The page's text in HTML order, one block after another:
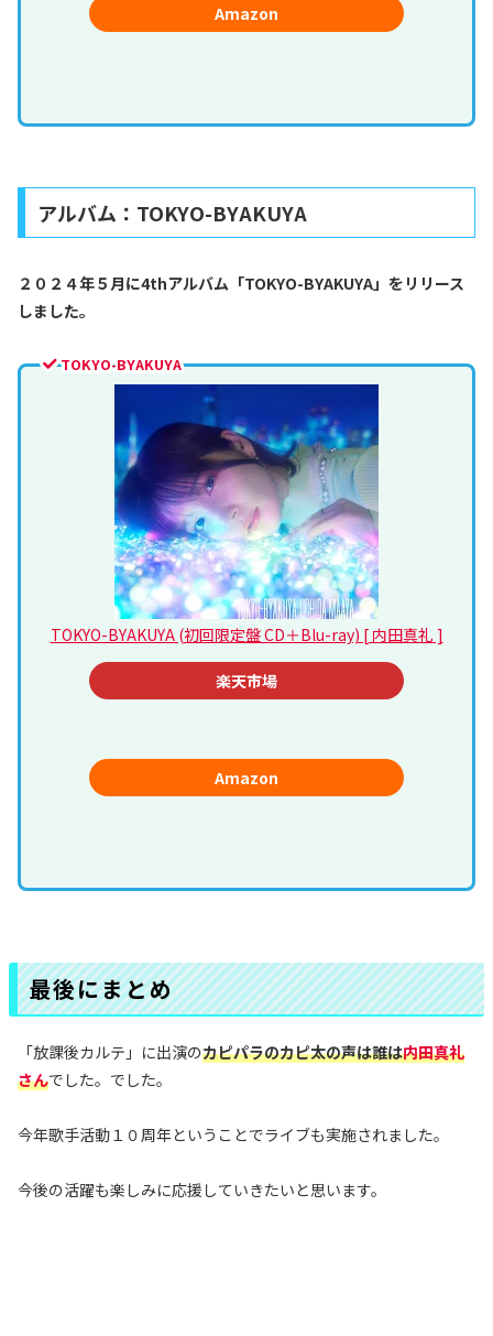
Amazon
アルバム：TOKYO-BYAKUYA
２０２４年５月に4thアルバム「TOKYO-BYAKUYA」をリリース
しました。
TOKYO-BYAKUYA
TOKYO-BYAKUYA (初回限定盤 CD＋Blu-ray) [ 内田真礼 ]
楽天市場
Amazon
最後にまとめ
「放課後カルテ」に出演のカピパラのカピ太の声は誰は内田真礼
さんでした。でした。
今年歌手活動１０周年ということでライブも実施されました。
今後の活躍も楽しみに応援していきたいと思います。